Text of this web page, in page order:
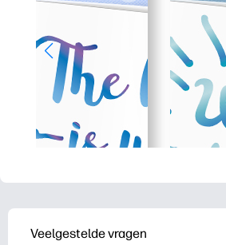
Veelgestelde vragen